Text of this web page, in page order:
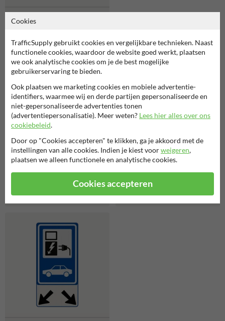
parkeren op eigen risico
Gerelateerde producten
Verkeersbord RVV E06 -
Cookies
TrafficSupply gebruikt cookies en vergelijkbare technieken. Naast
functionele cookies, waardoor de website goed werkt, plaatsen
we ook analytische cookies om je de best mogelijke
gebruikerservaring te bieden.
Ook plaatsen we marketing cookies en mobiele advertentie-
identifiers, waarmee wij en derde partijen gepersonaliseerde en
niet-gepersonaliseerde advertenties tonen
(advertentiepersonalisatie). Meer weten? Lees hier alles over ons
cookiebeleid.
Door op "Cookies accepteren" te klikken, ga je akkoord met de
instellingen van alle cookies. Indien je kiest voorweigeren,
plaatsen we alleen functionele en analytische cookies.
Cookies accepteren